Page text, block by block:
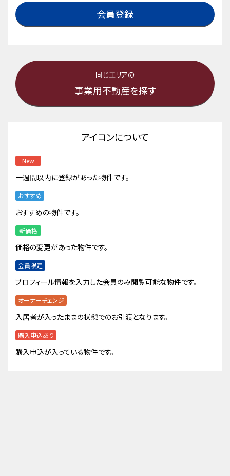
会員登録
同じエリアの
事業用不動産を探す
アイコンについて
New
一週間以内に登録があった物件です。
おすすめ
おすすめの物件です。
新価格
価格の変更があった物件です。
会員限定
プロフィール情報を入力した会員のみ閲覧可能な物件です。
オーナーチェンジ
入居者が入ったままの状態でのお引渡となります。
購入申込あり
購入申込が入っている物件です。